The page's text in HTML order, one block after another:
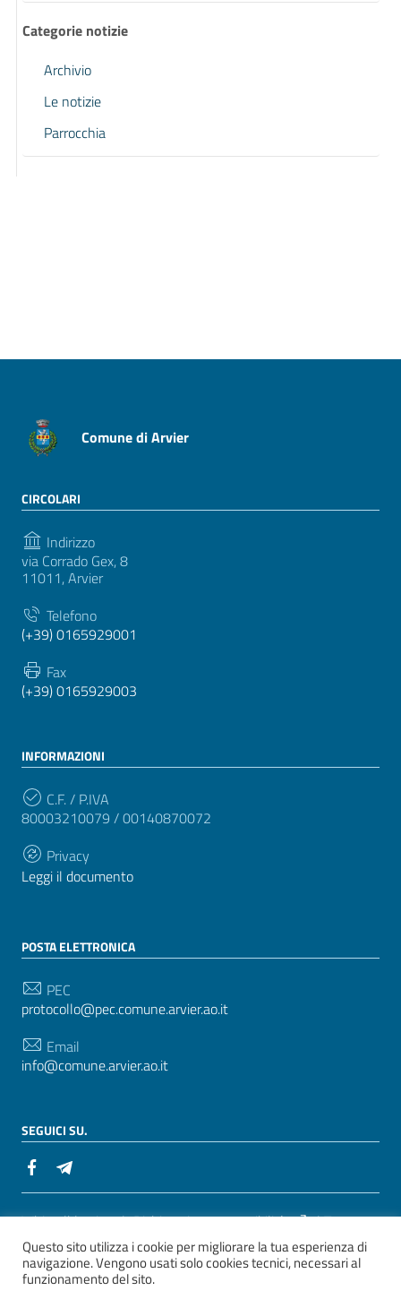
Categorie notizie
Archivio
Le notizie
Parrocchia
Comune di Arvier
CIRCOLARI
Indirizzo
via Corrado Gex, 8
11011, Arvier
Telefono
(+39) 0165929001
Fax
(+39) 0165929003
INFORMAZIONI
C.F. / P.IVA
80003210079 / 00140870072
Privacy
Leggi il documento
POSTA ELETTRONICA
PEC
protocollo@pec.comune.arvier.ao.it
Email
info@comune.arvier.ao.it
SEGUICI SU.
Sezione Link Utili
Whistelblowing | Dichiarazione accessibilità
| Tema
grafico ItaliaWP2 | Basato sul Prototipo per siti PA di
AgID
Questo sito utilizza i cookie per migliorare la tua esperienza di
navigazione. Vengono usati solo cookies tecnici, necessari al
funzionamento del sito.